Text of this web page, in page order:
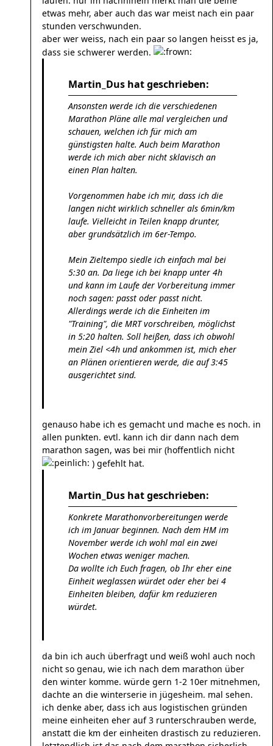
etwas mehr, aber auch das war meist nach ein paar
stunden verschwunden.
aber wer weiss, nach ein paar so langen heisst es ja,
dass sie schwerer werden.
Martin_Dus hat geschrieben:
Ansonsten werde ich die verschiedenen
Marathon Pläne alle mal vergleichen und
schauen, welchen ich für mich am
günstigsten halte. Auch beim Marathon
werde ich mich aber nicht sklavisch an
einen Plan halten.
Vorgenommen habe ich mir, dass ich die
langen nicht wirklich schneller als 6min/km
laufe. Vielleicht in Teilen knapp drunter,
aber grundsätzlich im 6er-Tempo.
Mein Zieltempo siedle ich einfach mal bei
5:30 an. Da liege ich bei knapp unter 4h
und kann im Laufe der Vorbereitung immer
noch sagen: passt oder passt nicht.
Allerdings werde ich die Einheiten im
"Training", die MRT vorschreiben, möglichst
in 5:20 halten. Soll heißen, dass ich obwohl
mein Ziel <4h und ankommen ist, mich eher
an Plänen orientieren werde, die auf 3:45
ausgerichtet sind.
genauso habe ich es gemacht und mache es noch. in
allen punkten. evtl. kann ich dir dann nach dem
marathon sagen, was bei mir (hoffentlich nicht
) gefehlt hat.
Martin_Dus hat geschrieben:
Konkrete Marathonvorbereitungen werde
ich im Januar beginnen. Nach dem HM im
November werde ich wohl mal ein zwei
Wochen etwas weniger machen.
Da wollte ich Euch fragen, ob Ihr eher eine
Einheit weglassen würdet oder eher bei 4
Einheiten bleiben, dafür km reduzieren
würdet.
da bin ich auch überfragt und weiß wohl auch noch
nicht so genau, wie ich nach dem marathon über
den winter komme. würde gern 1-2 10er mitnehmen,
dachte an die winterserie in jügesheim. mal sehen.
ich denke aber, dass ich aus logistischen gründen
meine einheiten eher auf 3 runterschrauben werde,
anstatt die km der einheiten drastisch zu reduzieren.